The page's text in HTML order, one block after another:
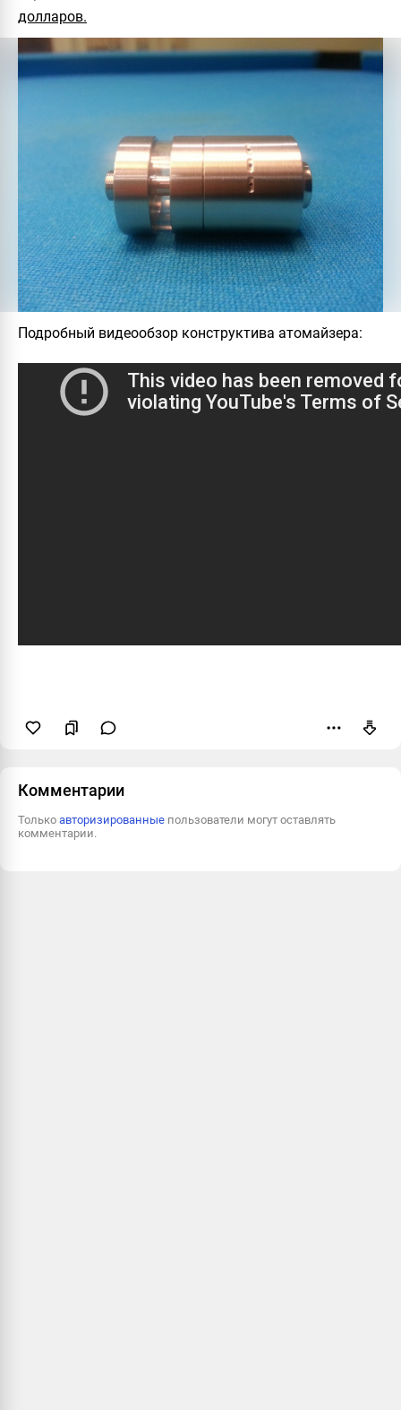
долларов.
Подробный видеообзор конструктива атомайзера:
Комментарии
Только авторизированные пользователи могут оставлять
комментарии.